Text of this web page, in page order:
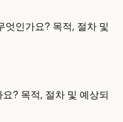
엇인가요? 목적, 절차 및
? 목적, 절차 및 예상되